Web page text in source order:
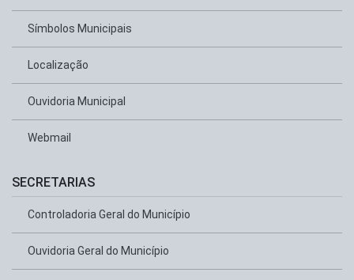
Símbolos Municipais
Localização
Ouvidoria Municipal
Webmail
SECRETARIAS
Controladoria Geral do Município
Ouvidoria Geral do Município